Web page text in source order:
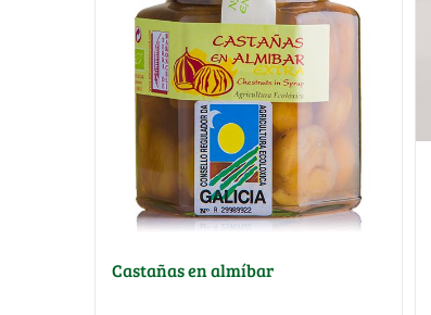
Castañas en almíbar